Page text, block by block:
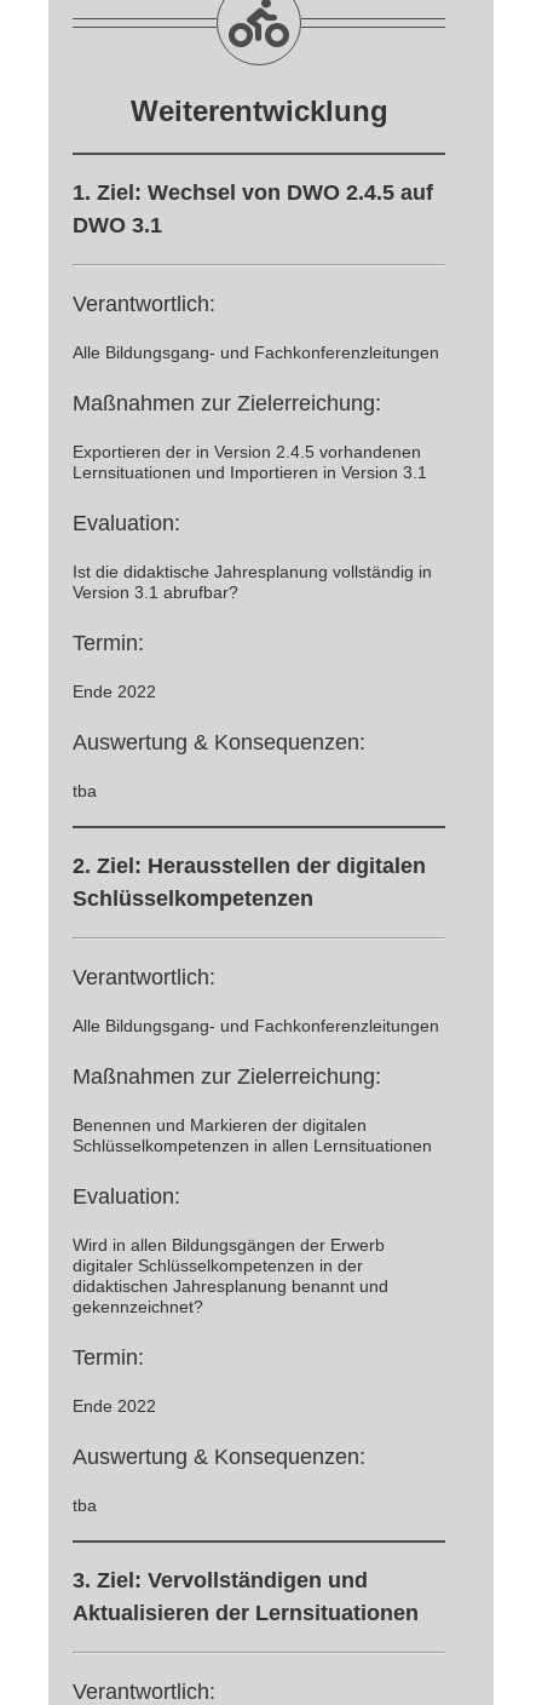
Weiterentwicklung
1. Ziel: Wechsel von DWO 2.4.5 auf
DWO 3.1
Verantwortlich:
Alle Bildungsgang- und Fachkonferenzleitungen
Maßnahmen zur Zielerreichung:
Exportieren der in Version 2.4.5 vorhandenen
Lernsituationen und Importieren in Version 3.1
Evaluation:
Ist die didaktische Jahresplanung vollständig in
Version 3.1 abrufbar?
Termin:
Ende 2022
Auswertung & Konsequenzen:
tba
2. Ziel: Herausstellen der digitalen
Schlüsselkompetenzen
Verantwortlich:
Alle Bildungsgang- und Fachkonferenzleitungen
Maßnahmen zur Zielerreichung:
Benennen und Markieren der digitalen
Schlüsselkompetenzen in allen Lernsituationen
Evaluation:
Wird in allen Bildungsgängen der Erwerb
digitaler Schlüsselkompetenzen in der
didaktischen Jahresplanung benannt und
gekennzeichnet?
Termin:
Ende 2022
Auswertung & Konsequenzen:
tba
3. Ziel: Vervollständigen und
Aktualisieren der Lernsituationen
Verantwortlich: